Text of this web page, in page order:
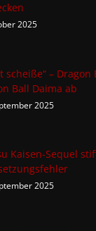
2025
scheiße“ –
Ball Daima ab
2025
Kaisen-Sequel
2025